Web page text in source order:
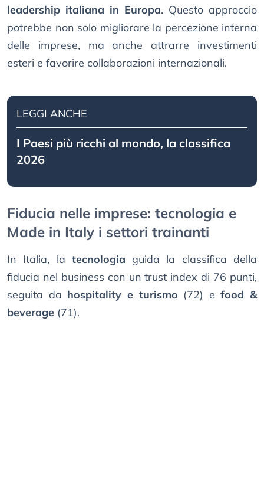
leadership italiana in Europa. Questo approccio
potrebbe non solo migliorare la percezione interna
delle imprese, ma anche attrarre investimenti
esteri e favorire collaborazioni internazionali.
LEGGI ANCHE
I Paesi più ricchi al mondo, la classifica
2026
Fiducia nelle imprese: tecnologia e
Made in Italy i settori trainanti
In Italia, la tecnologia guida la classifica della
fiducia nel business con un trust index di 76 punti,
seguita da hospitality e turismo (72) efood &
beverage (71).